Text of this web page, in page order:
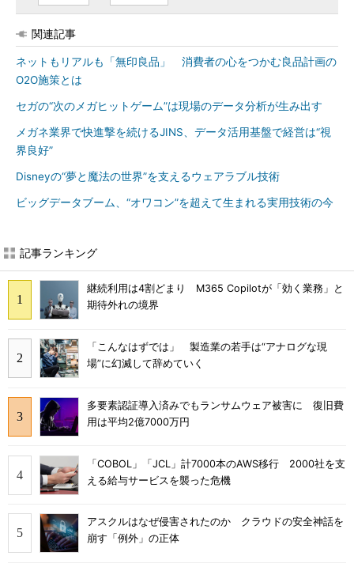
関連記事
ネットもリアルも「無印良品」 消費者の心をつかむ良品計画の
O2O施策とは
セガの“次のメガヒットゲーム”は現場のデータ分析が生み出す
メガネ業界で快進撃を続けるJINS、データ活用基盤で経営は“視
界良好”
Disneyの“夢と魔法の世界”を支えるウェアラブル技術
ビッグデータブーム、“オワコン”を超えて生まれる実用技術の今
記事ランキング
継続利用は4割どまり M365 Copilotが「効く業務」と
期待外れの境界
「こんなはずでは」 製造業の若手は“アナログな現
場”に幻滅して辞めていく
多要素認証導入済みでもランサムウェア被害に 復旧費
用は平均2億7000万円
「COBOL」「JCL」計7000本のAWS移行 2000社を支
える給与サービスを襲った危機
アスクルはなぜ侵害されたのか クラウドの安全神話を
崩す「例外」の正体